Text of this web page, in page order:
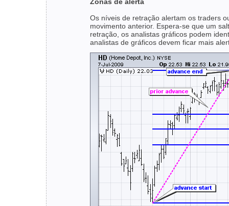
Os níveis de retração alertam os traders
movimento anterior. Espera-se que um
retração, os analistas gráficos podem
analistas de gráficos devem ficar mais